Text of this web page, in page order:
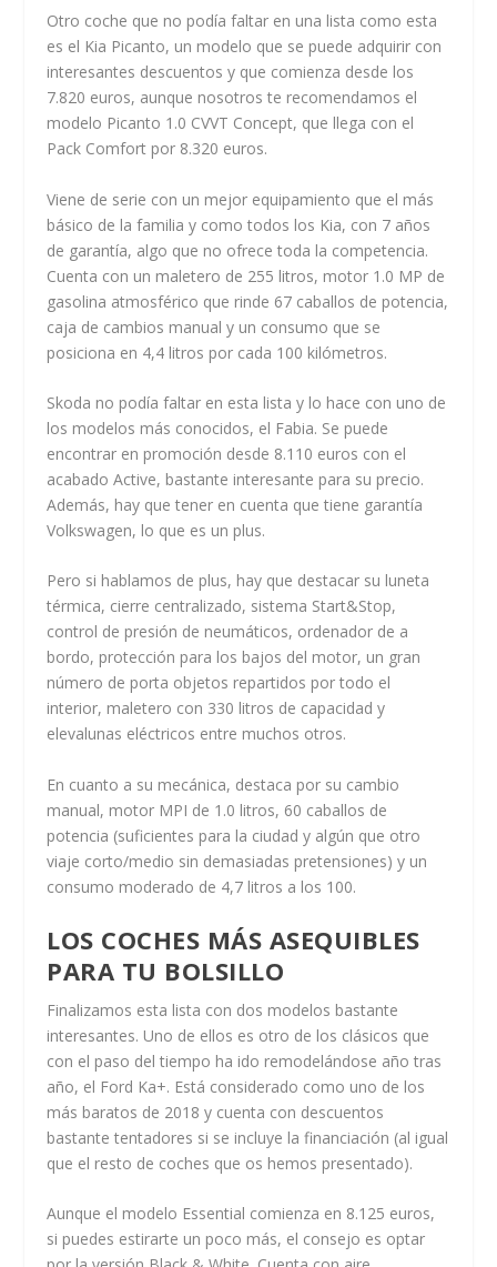
Otro coche que no podía faltar en una lista como esta
es el Kia Picanto, un modelo que se puede adquirir con
interesantes descuentos y que comienza desde los
7.820 euros, aunque nosotros te recomendamos el
modelo Picanto 1.0 CVVT Concept, que llega con el
Pack Comfort por 8.320 euros.
Viene de serie con un mejor equipamiento que el más
básico de la familia y como todos los Kia, con 7 años
de garantía, algo que no ofrece toda la competencia.
Cuenta con un maletero de 255 litros, motor 1.0 MP de
gasolina atmosférico que rinde 67 caballos de potencia,
caja de cambios manual y un consumo que se
posiciona en 4,4 litros por cada 100 kilómetros.
Skoda no podía faltar en esta lista y lo hace con uno de
los modelos más conocidos, el Fabia. Se puede
encontrar en promoción desde 8.110 euros con el
acabado Active, bastante interesante para su precio.
Además, hay que tener en cuenta que tiene garantía
Volkswagen, lo que es un plus.
Pero si hablamos de plus, hay que destacar su luneta
térmica, cierre centralizado, sistema Start&Stop,
control de presión de neumáticos, ordenador de a
bordo, protección para los bajos del motor, un gran
número de porta objetos repartidos por todo el
interior, maletero con 330 litros de capacidad y
elevalunas eléctricos entre muchos otros.
En cuanto a su mecánica, destaca por su cambio
manual, motor MPI de 1.0 litros, 60 caballos de
potencia (suficientes para la ciudad y algún que otro
viaje corto/medio sin demasiadas pretensiones) y un
consumo moderado de 4,7 litros a los 100.
LOS COCHES MÁS ASEQUIBLES
PARA TU BOLSILLO
Finalizamos esta lista con dos modelos bastante
interesantes. Uno de ellos es otro de los clásicos que
con el paso del tiempo ha ido remodelándose año tras
año, el Ford Ka+. Está considerado como uno de los
más baratos de 2018 y cuenta con descuentos
bastante tentadores si se incluye la financiación (al igual
que el resto de coches que os hemos presentado).
Aunque el modelo Essential comienza en 8.125 euros,
si puedes estirarte un poco más, el consejo es optar